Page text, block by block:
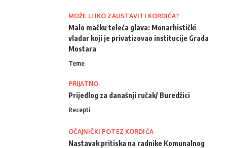
MOŽE LI IKO ZAUSTAVITI KORDIĆA?
Malo mačku teleća glava: Monarhistički
vladar koji je privatizovao institucije Grada
Mostara
Teme
PRIJATNO
Prijedlog za današnji ručak/ Buredžici
Recepti
OČAJNIČKI POTEZ KORDIĆA
Nastavak pritiska na radnike Komunalnog